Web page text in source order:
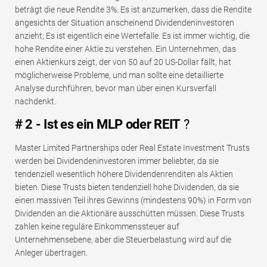
beträgt die neue Rendite 3%. Es ist anzumerken, dass die Rendite
angesichts der Situation anscheinend Dividendeninvestoren
anzieht; Es ist eigentlich eine Wertefalle. Es ist immer wichtig, die
hohe Rendite einer Aktie zu verstehen. Ein Unternehmen, das
einen Aktienkurs zeigt, der von 50 auf 20 US-Dollar fällt, hat
möglicherweise Probleme, und man sollte eine detaillierte
Analyse durchführen, bevor man über einen Kursverfall
nachdenkt.
# 2 - Ist es ein MLP oder REIT ?
Master Limited Partnerships oder Real Estate Investment Trusts
werden bei Dividendeninvestoren immer beliebter, da sie
tendenziell wesentlich höhere Dividendenrenditen als Aktien
bieten. Diese Trusts bieten tendenziell hohe Dividenden, da sie
einen massiven Teil ihres Gewinns (mindestens 90%) in Form von
Dividenden an die Aktionäre ausschütten müssen. Diese Trusts
zahlen keine reguläre Einkommenssteuer auf
Unternehmensebene, aber die Steuerbelastung wird auf die
Anleger übertragen.